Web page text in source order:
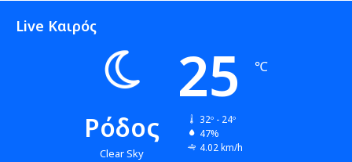
Live Καιρός
Ρόδος
Clear Sky
25 ℃
32º - 24º
47%
4.02 km/h